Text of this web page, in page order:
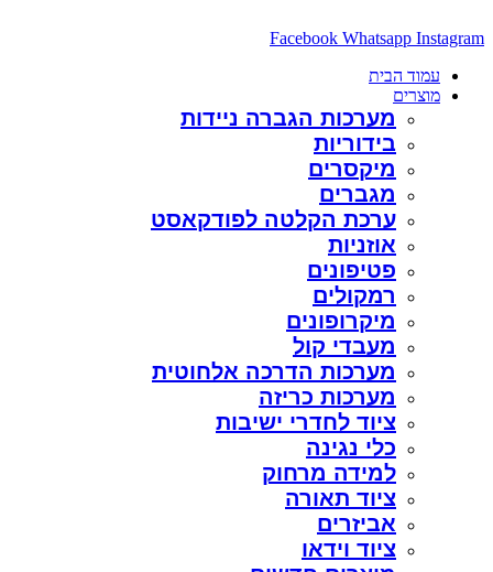
לתוכן
Facebook Whatsapp Instagram
עמוד הבית
מוצרים
מערכות הגברה ניידות
בידוריות
מיקסרים
מגברים
ערכת הקלטה לפודקאסט
אוזניות
פטיפונים
רמקולים
מיקרופונים
מעבדי קול
מערכות הדרכה אלחוטית
מערכות כריזה
ציוד לחדרי ישיבות
כלי נגינה
למידה מרחוק
ציוד תאורה
אביזרים
ציוד וידאו